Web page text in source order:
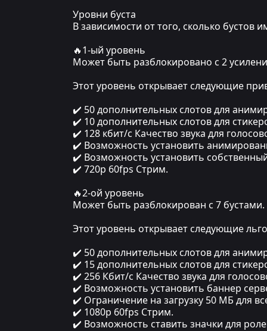
Уровни буста
В зависимости от того, сколько бустов
🔥1-ый уровень
Может быть разблокировано с 2
Этот уровень открывает следующие
✔️ 50 дополнительных слотов для
✔️ 10 дополнительных слотов для
✔️ 128 кбит/с Качество звука для
✔️ Возможность установить
✔️ Возможность установить
✔️ 720p 60fps Стрим.
🔥2-ой уровень
Может быть разблокирован с 7 бустами.
Этот уровень открывает следующие
✔️ 50 дополнительных слотов для
✔️ 15 дополнительных слотов для
✔️ 256 Кбит/с Качество звука для
✔️ Возможность установить баннер
✔️ Ограничение на загрузку 50 МБ для
✔️ 1080p 60fps Стрим.
✔️ Возможность ставить значки для